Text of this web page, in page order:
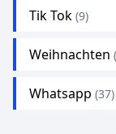
Tik Tok (9)
Weihnachten
Whatsapp (37)